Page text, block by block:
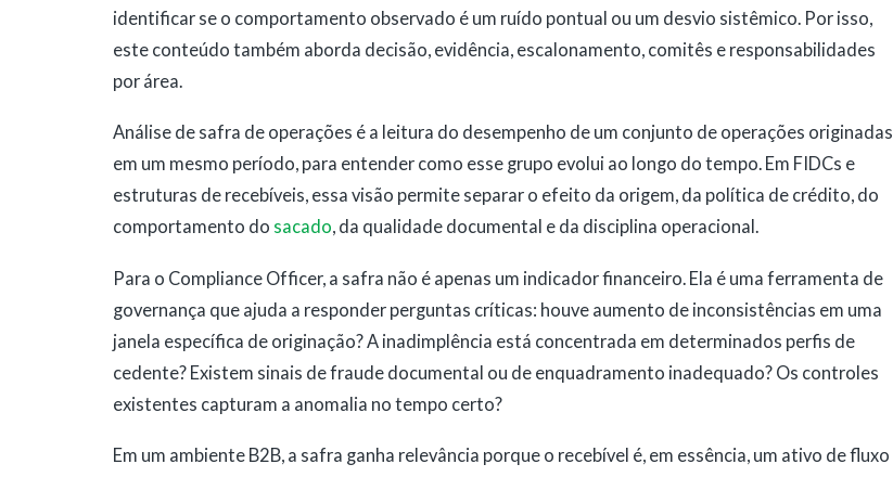
identificar se o comportamento observado é um ruído pontual ou um desvio sistêmico. Por isso,
este conteúdo também aborda decisão, evidência, escalonamento, comitês e responsabilidades
por área.
Análise de safra de operações é a leitura do desempenho de um conjunto de operações originadas
em um mesmo período, para entender como esse grupo evolui ao longo do tempo. Em FIDCs e
estruturas de recebíveis, essa visão permite separar o efeito da origem, da política de crédito, do
comportamento do sacado, da qualidade documental e da disciplina operacional.
Para o Compliance Officer, a safra não é apenas um indicador financeiro. Ela é uma ferramenta de
governança que ajuda a responder perguntas críticas: houve aumento de inconsistências em uma
janela específica de originação? A inadimplência está concentrada em determinados perfis de
cedente? Existem sinais de fraude documental ou de enquadramento inadequado? Os controles
existentes capturam a anomalia no tempo certo?
Em um ambiente B2B, a safra ganha relevância porque o recebível é, em essência, um ativo de fluxo